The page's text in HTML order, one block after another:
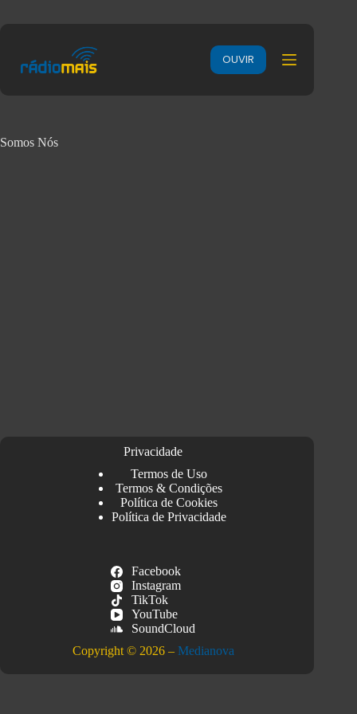
OUVIR
Somos Nós
Privacidade
Termos de Uso
Termos & Condições
Política de Cookies
Política de Privacidade
Facebook
Instagram
TikTok
YouTube
SoundCloud
Copyright © 2026 – Medianova